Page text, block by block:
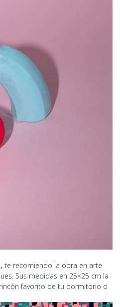
, te recomiendo la obra en arte
Sus medidas en 25×25 cm la
favorito de tu dormitorio o